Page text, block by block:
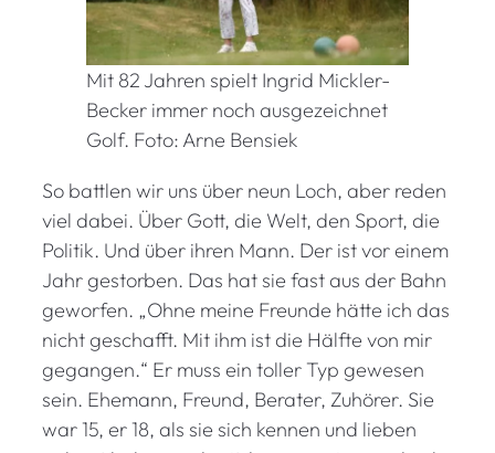
Mit 82 Jahren spielt Ingrid Mickler-
Becker immer noch ausgezeichnet
Golf. Foto: Arne Bensiek
So battlen wir uns über neun Loch, aber reden
viel dabei. Über Gott, die Welt, den Sport, die
Politik. Und über ihren Mann. Der ist vor einem
Jahr gestorben. Das hat sie fast aus der Bahn
geworfen. „Ohne meine Freunde hätte ich das
nicht geschafft. Mit ihm ist die Hälfte von mir
gegangen.“ Er muss ein toller Typ gewesen
sein. Ehemann, Freund, Berater, Zuhörer. Sie
war 15, er 18, als sie sich kennen und lieben